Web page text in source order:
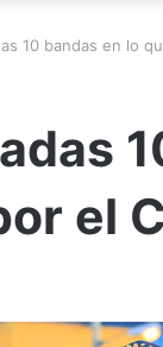
10 bandas en lo
el